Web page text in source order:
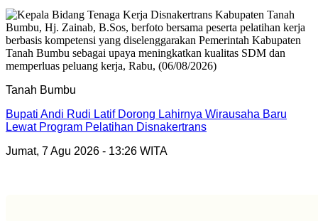
Tanah Bumbu
Bupati Andi Rudi Latif Dorong Lahirnya Wirausaha Baru
Lewat Program Pelatihan Disnakertrans
Jumat, 7 Agu 2026 - 13:26 WITA